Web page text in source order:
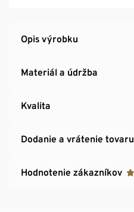
Opis výrobku
Materiál a údržba
Kvalita
Dodanie a vrátenie tovaru
Hodnotenie zákazníkov